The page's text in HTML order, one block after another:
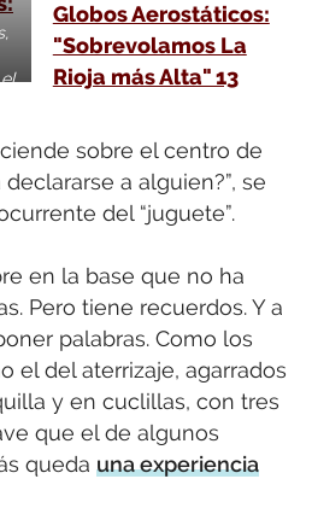
sobre el centro de
declararse a alguien?”, se
del “juguete”.
en la base que no ha
Pero tiene recuerdos. Y a
palabras. Como los
el del aterrizaje, agarrados
y en cuclillas, con tres
que el de algunos
queda una experiencia